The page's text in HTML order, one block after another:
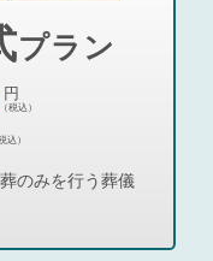
プラン
円
（税込）
込）
のみを行う葬儀